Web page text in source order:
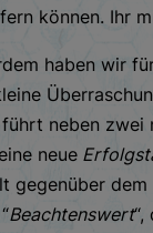
können. Ihr
haben wir
führt neben zwei
neue
gegenüber
Beachtenswert